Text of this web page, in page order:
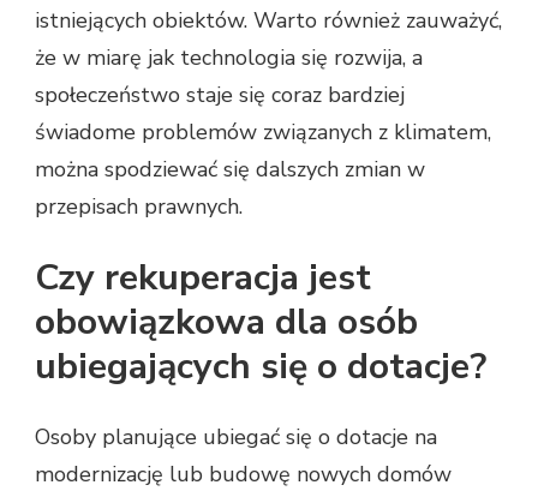
istniejących obiektów. Warto również zauważyć,
że w miarę jak technologia się rozwija, a
społeczeństwo staje się coraz bardziej
świadome problemów związanych z klimatem,
można spodziewać się dalszych zmian w
przepisach prawnych.
Czy rekuperacja jest
obowiązkowa dla osób
ubiegających się o dotacje?
Osoby planujące ubiegać się o dotacje na
modernizację lub budowę nowych domów